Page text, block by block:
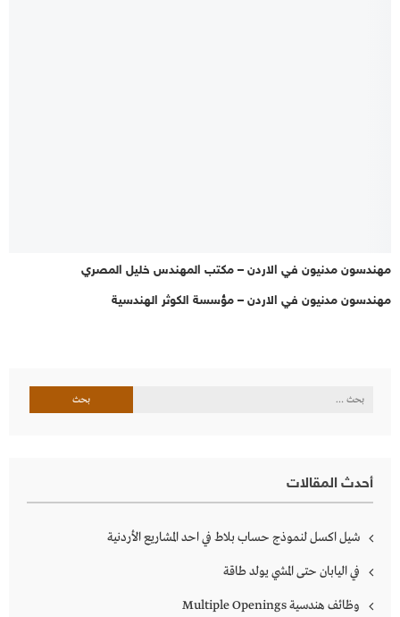
مهندسون مدنيون في الاردن – مكتب المهندس خليل المصري
مهندسون مدنيون في الاردن – مؤسسة الكوثر الهندسية
البحث
أحدث المقالات
شيل اكسل لنموذج حساب بلاط في احد المشاريع الأردنية
في اليابان حتى المشي يولد طاقة
وظائف هندسية Multiple Openings